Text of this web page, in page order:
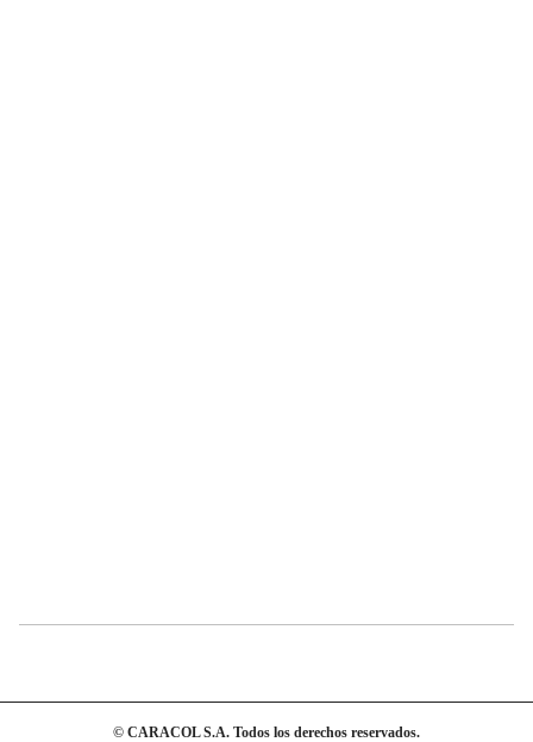
© CARACOL S.A. Todos los derechos reservados.